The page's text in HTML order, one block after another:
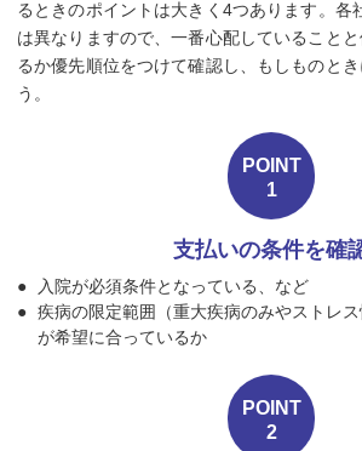
るときのポイントは大きく4つあります。各
は異なりますので、一番心配していること
るか優先順位をつけて確認し、もしものと
う。
POINT
1
支払いの条件を確
入院が必須条件となっている、など
疾病の限定範囲（重大疾病のみやストレス
が希望に合っているか
POINT
2